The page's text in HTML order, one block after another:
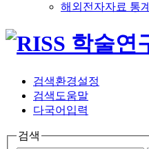
해외전자자료 통계
검색환경설정
검색도움말
다국어입력
검색